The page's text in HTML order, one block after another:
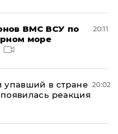
ВМС ВСУ по
море
20:11
упавший в стране
реакция
20:02